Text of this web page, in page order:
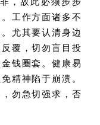
工作方面诸多不
尤其要认清身边
覆，切勿盲目投
钱圈套。健康易
精神陷于崩溃。
勿急切强求，否